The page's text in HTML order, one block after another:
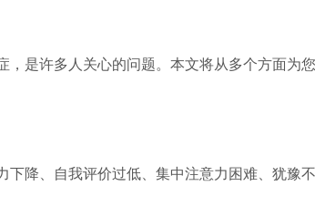
是许多人关心的问题。本文将从多个方面为
降、自我评价过低、集中注意力困难、犹豫